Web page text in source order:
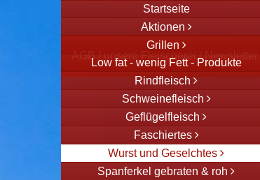
AGB / unsere Fleischerei / Newsletter
Startseite
Aktionen
Grillen
Low fat - wenig Fett - Produkte
Rindfleisch
Schweinefleisch
Geflügelfleisch
Faschiertes
Wurst und Geselchtes
Spanferkel gebraten & roh